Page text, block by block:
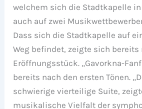
welchem sich die Stadtkapelle
auch auf zwei
Dass sich die Stadtkapelle auf
Weg befindet, zeigte sich
Eröffnungsstück. „Gavorkna-
bereits nach den ersten Tönen.
schwierige vierteilige Suite,
musikalische Vielfalt der